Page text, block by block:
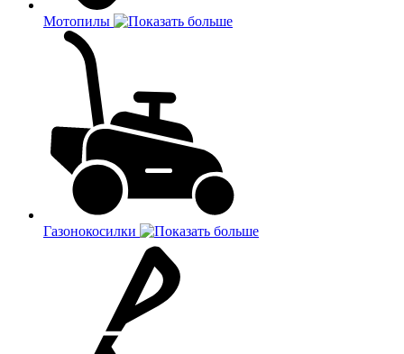
Мотопилы
Газонокосилки